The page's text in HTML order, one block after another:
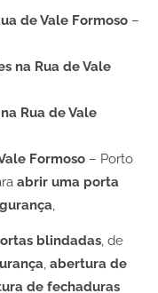
de Vale Formoso –
na Rua de Vale
Rua de Vale
Formoso – Porto
abrir uma porta
blindadas, de
, abertura de
de fechaduras